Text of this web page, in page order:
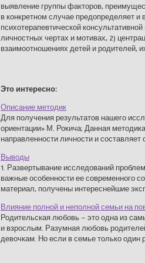
выявление группы факторов,
в конкретном случае предопределяет и
психотерапевтической
личностных чертах и мотивах, 2)
взаимоотношениях детей и родителей,
Это интересно:
Описание методик
Для получения результатов нашего
ориентации» М. Рокича; Данная
направленности личности и составляет
Выводы
1. Развертывание исследований
важные особен­ности ее современного
материал, получены интереснейшие
Влияние полной и неполной семьи на
Родительская любовь – это одна из
и взрослым. Разумная любовь
девочкам. Но если в семье только один